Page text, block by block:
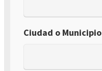
Ciudad o Municipio